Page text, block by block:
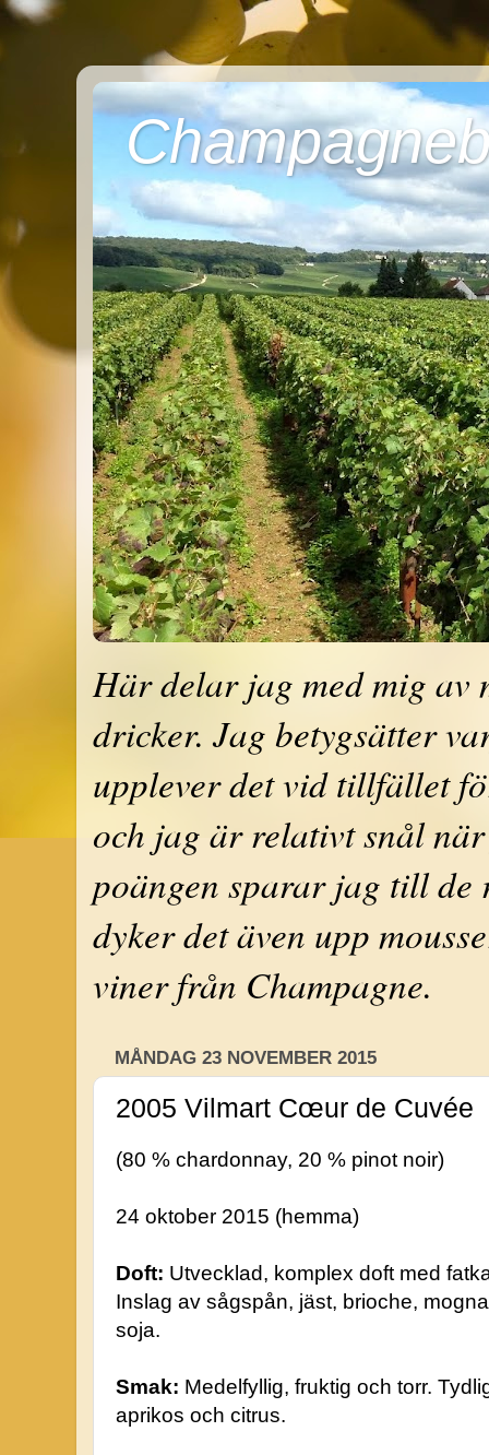
Här delar jag med mig av
dricker. Jag betygsätter
upplever det vid tillfället
och jag är relativt snål
poängen sparar jag till
dyker det även upp
viner från Champagne.
MÅNDAG 23 NOVEMBER 2015
2005 Vilmart Cœur de Cuvée
(80 % chardonnay, 20 % pinot noir)
24 oktober 2015 (hemma)
Doft: Utvecklad, komplex doft med
Inslag av sågspån, jäst, brioche,
soja.
Smak: Medelfyllig, fruktig och torr.
aprikos och citrus.